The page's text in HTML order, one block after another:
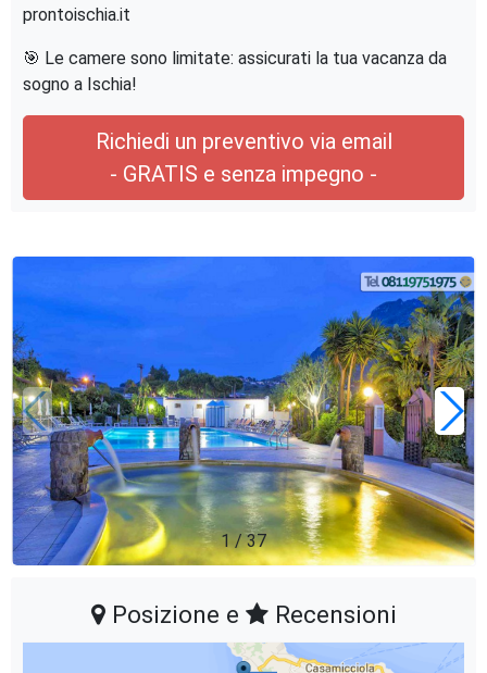
prontoischia.it
🎯 Le camere sono limitate: assicurati la tua vacanza da
sogno a Ischia!
Richiedi un preventivo via email
- GRATIS e senza impegno -
1/37
Posizione e Recensioni